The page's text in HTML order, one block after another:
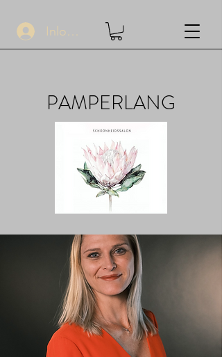
Inloggen
PAMPERLANG